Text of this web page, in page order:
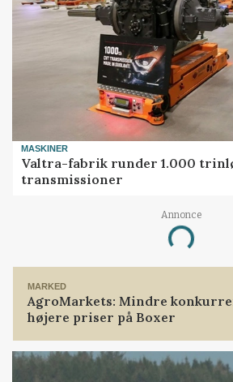
MASKINER
Valtra-fabrik runder 1.000
transmissioner
Annonce
Loading...
MARKED
AgroMarkets: Mindre
højere priser på Boxer